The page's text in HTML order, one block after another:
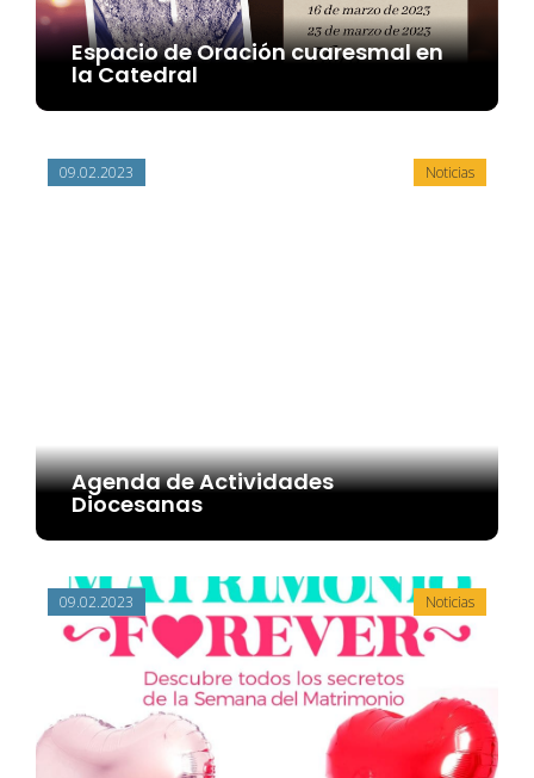
Espacio de Oración cuaresmal en
la Catedral
09.02.2023 Noticias
Agenda de Actividades
Diocesanas
09.02.2023 Noticias